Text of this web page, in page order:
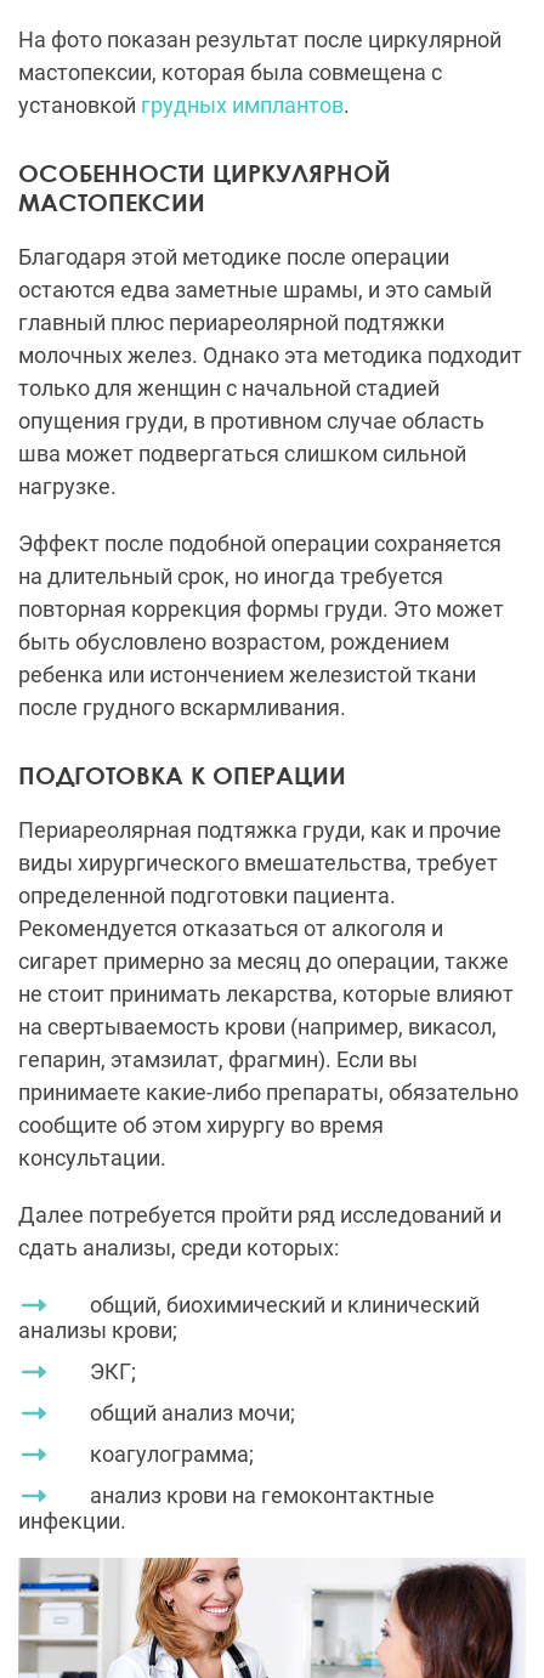
На фото показан результат после циркулярной
мастопексии, которая была совмещена с
установкой грудных имплантов.
ОСОБЕННОСТИ ЦИРКУЛЯРНОЙ
МАСТОПЕКСИИ
Благодаря этой методике после операции
остаются едва заметные шрамы, и это самый
главный плюс периареолярной подтяжки
молочных желез. Однако эта методика подходит
только для женщин с начальной стадией
опущения груди, в противном случае область
шва может подвергаться слишком сильной
нагрузке.
Эффект после подобной операции сохраняется
на длительный срок, но иногда требуется
повторная коррекция формы груди. Это может
быть обусловлено возрастом, рождением
ребенка или истончением железистой ткани
после грудного вскармливания.
ПОДГОТОВКА К ОПЕРАЦИИ
Периареолярная подтяжка груди, как и прочие
виды хирургического вмешательства, требует
определенной подготовки пациента.
Рекомендуется отказаться от алкоголя и
сигарет примерно за месяц до операции, также
не стоит принимать лекарства, которые влияют
на свертываемость крови (например, викасол,
гепарин, этамзилат, фрагмин). Если вы
принимаете какие-либо препараты, обязательно
сообщите об этом хирургу во время
консультации.
Далее потребуется пройти ряд исследований и
сдать анализы, среди которых:
общий, биохимический и клинический
анализы крови;
ЭКГ;
общий анализ мочи;
коагулограмма;
анализ крови на гемоконтактные
инфекции.